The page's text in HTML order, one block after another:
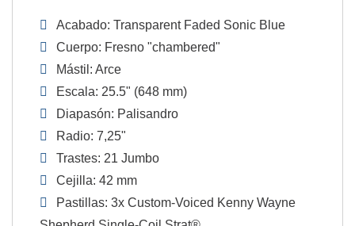
Acabado: Transparent Faded Sonic Blue
Cuerpo: Fresno "chambered"
Mástil: Arce
Escala: 25.5" (648 mm)
Diapasón: Palisandro
Radio: 7,25"
Trastes: 21 Jumbo
Cejilla: 42 mm
Pastillas: 3x Custom-Voiced Kenny Wayne